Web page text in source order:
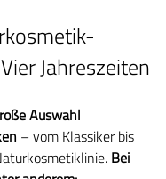
Jahreszeiten
Auswahl
– vom Klassiker bis
Bei